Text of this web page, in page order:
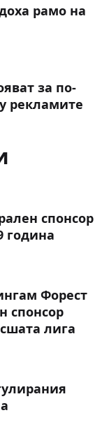
рамо на
за по-
рекламите
спонсор
година
Форест
спонсор
лига